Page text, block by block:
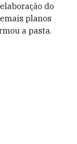
do
planos
a pasta.